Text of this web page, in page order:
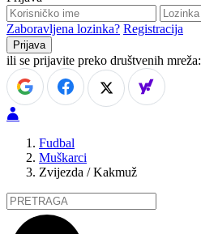
Zaboravljena lozinka? Registracija
ili se prijavite preko društvenih mreža:
Fudbal
Muškarci
Zvijezda / Kakmuž